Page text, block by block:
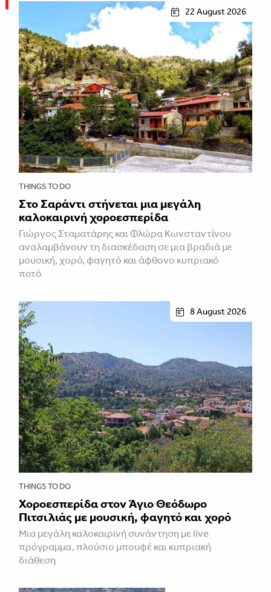
22 August 2026
THINGS TO DO
Στο Σαράντι στήνεται μια μεγάλη
καλοκαιρινή χοροεσπερίδα
Γιώργος Σταματάρης και Φλώρα Κωνσταντίνου
αναλαμβάνουν τη διασκέδαση σε μια βραδιά με
μουσική, χορό, φαγητό και άφθονο κυπριακό
ποτό
8 August 2026
THINGS TO DO
Χοροεσπερίδα στον Άγιο Θεόδωρο
Πιτσιλιάς με μουσική, φαγητό και χορό
Μια μεγάλη καλοκαιρινή συνάντηση με live
πρόγραμμα, πλούσιο μπουφέ και κυπριακή
διάθεση